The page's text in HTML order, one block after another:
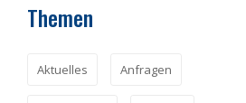
Themen
Aktuelles Anfragen